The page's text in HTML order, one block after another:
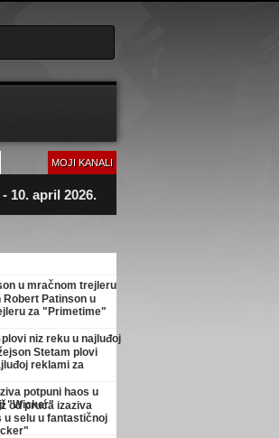
MOJI KANALI
10. april 2026.
Patinson u
za "Primetime"
Stetam plovi
reklami za
od pruća izaziva
u selu u fantastičnoj